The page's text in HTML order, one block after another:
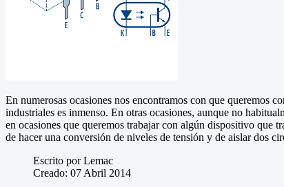
En numerosas ocasiones nos encontramos con que queremos
industriales es inmenso. En otras ocasiones, aunque no
en ocasiones que queremos trabajar con algún dispositivo que
de hacer una conversión de niveles de tensión y de aislar dos
Escrito por Lemac
Creado: 07 Abril 2014